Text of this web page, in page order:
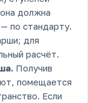
должна
по стандарту.
для
расчёт.
Получив
помещается
Если